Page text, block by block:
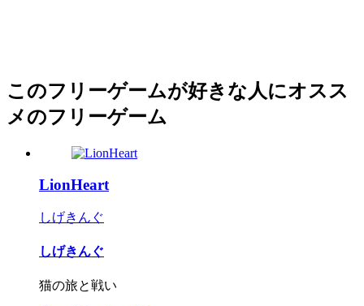
このフリーゲームが好きな人にオスス
メのフリーゲーム
LionHeart
しげきんぐ
しげきんぐ
猫の旅と戦い